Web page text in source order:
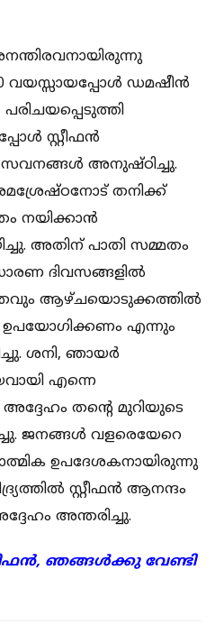
വയസ്സായപ്പോള്‍ ഡമഷീന്‍
സ്റ്റീഫന്‍
അനുഷ്ഠിച്ചു.
തനിക്ക്
നയിക്കാന്‍
അതിന് പാതി സമ്മതം
ദിവസങ്ങളില്‍
ആഴ്ചയൊടുക്കത്തില്‍
ഉപയോഗിക്കണം എന്നും
ശനി, ഞായര്‍
എന്നെ
തന്റെ മുറിയുടെ
ജനങ്ങള്‍ വളരെയേറെ
ഉപദേശകനായിരുന്നു
സ്റ്റീഫന്‍ ആനന്ദം
അന്തരിച്ചു.
ഞങ്ങള്‍ക്കു വേണ്ടി